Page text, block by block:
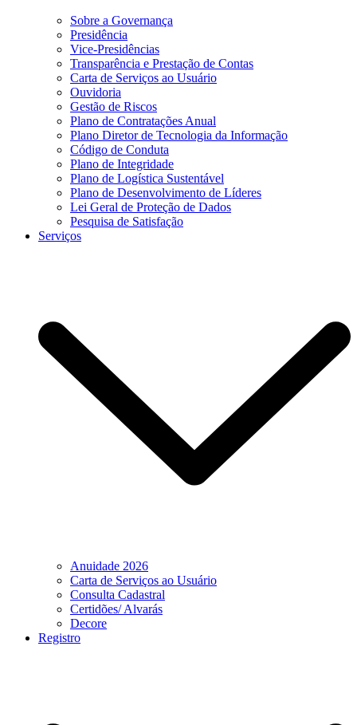
Sobre a Governança
Presidência
Vice-Presidências
Transparência e Prestação de Contas
Carta de Serviços ao Usuário
Ouvidoria
Gestão de Riscos
Plano de Contratações Anual
Plano Diretor de Tecnologia da Informação
Código de Conduta
Plano de Integridade
Plano de Logística Sustentável
Plano de Desenvolvimento de Líderes
Lei Geral de Proteção de Dados
Pesquisa de Satisfação
Serviços
Anuidade 2026
Carta de Serviços ao Usuário
Consulta Cadastral
Certidões/ Alvarás
Decore
Registro